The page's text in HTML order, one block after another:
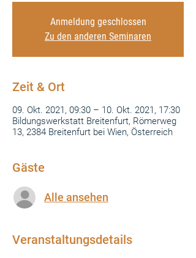
Anmeldung geschlossen
Zu den anderen Seminaren
Zeit & Ort
09. Okt. 2021, 09:30 – 10. Okt. 2021, 17:30
Bildungswerkstatt Breitenfurt, Römerweg
13, 2384 Breitenfurt bei Wien, Österreich
Gäste
Alle ansehen
Veranstaltungsdetails